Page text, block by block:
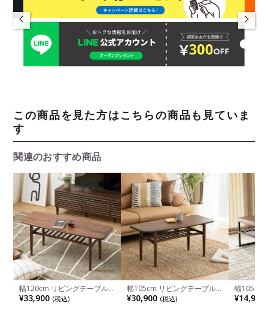
この商品を見た方はこちらの商品も見ていま
す
関連のおすすめ商品
幅120cm リビングテーブル
木製 ウォールナット 無垢材
長方形 収納 棚付き ローテー
¥33,900 (税込)
幅105cm リビングテーブル
木製 ウォールナット 無垢材
長方形 収納 棚付き ローテー
¥30,900 (税込)
幅105cm
木目調 メ
付き セン
¥14,900